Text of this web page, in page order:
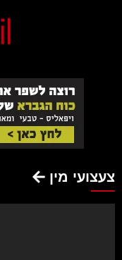
צעצועי מין